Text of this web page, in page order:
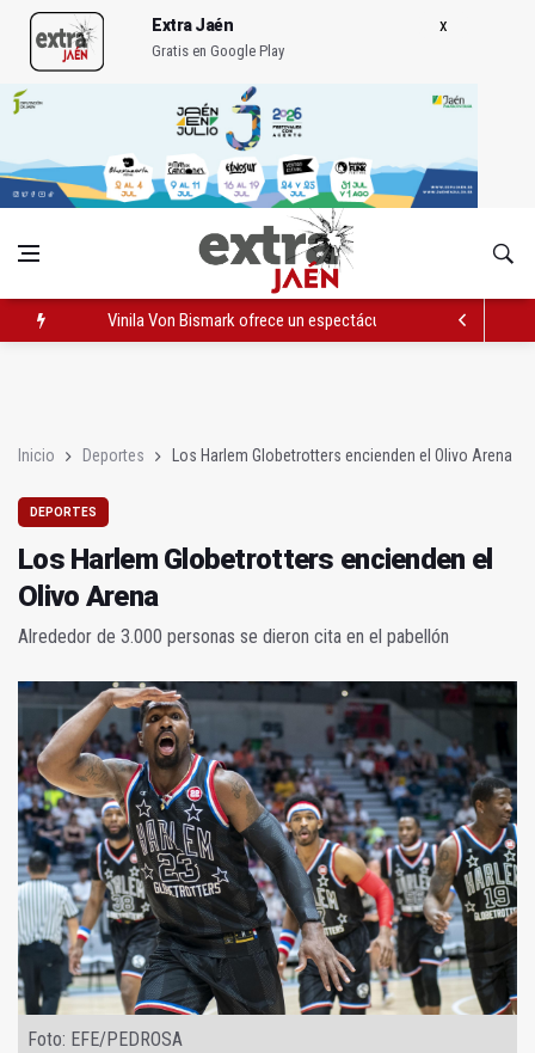
Extra Jaén
Gratis en Google Play
Vinila Von Bismark ofrece un espectáculo "rompedor" en el
Inicio Deportes Los Harlem Globetrotters encienden el Olivo Arena
DEPORTES
Los Harlem Globetrotters encienden el
Olivo Arena
Alrededor de 3.000 personas se dieron cita en el pabellón
Foto: EFE/PEDROSA